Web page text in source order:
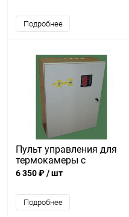
Подробнее
Пульт управления для
термокамеры с
прибором ИТР0211А
6 350 ₽/ шт
Подробнее